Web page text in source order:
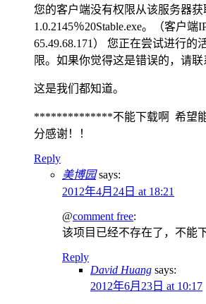
您的客户端没有权限从该服务器获
1.0.2145％20Stable.exe。（客户端
65.49.68.171） 您正在尝试进行的
限。如果你觉得这是错误的，请联
这是我们都知道。
**************不能下载啊 希望
分感谢！！
Reply
美博园 says:
2012年4月24日 at 18:21
@comment free:
该项目已经不存在了，不能
Reply
David Huang says:
2012年6月23日 at 10:17